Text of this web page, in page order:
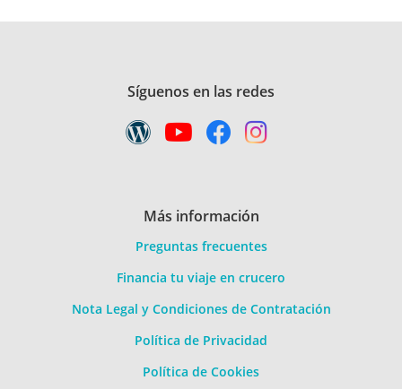
Síguenos en las redes
Más información
Preguntas frecuentes
Financia tu viaje en crucero
Nota Legal y Condiciones de Contratación
Política de Privacidad
Política de Cookies